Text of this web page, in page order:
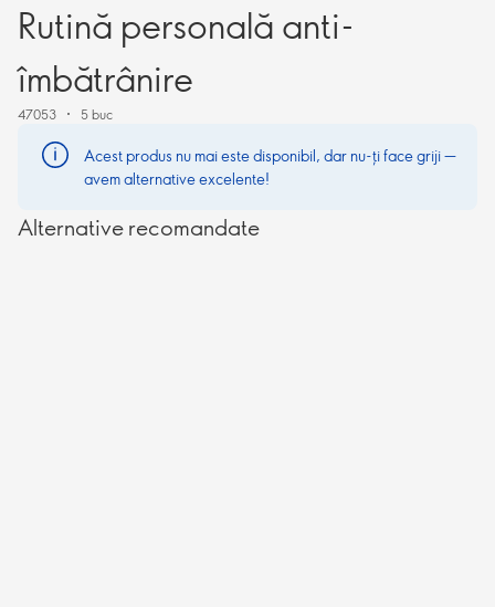
Rutină personală anti-
îmbătrânire
47053 5 buc
Acest produs nu mai este disponibil, dar nu-ți face griji —
avem alternative excelente!
Alternative recomandate